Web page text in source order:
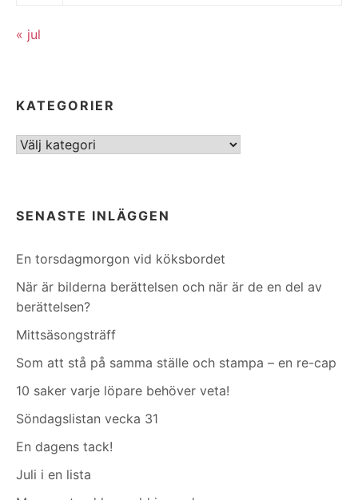
« jul
KATEGORIER
Kategorier
SENASTE INLÄGGEN
En torsdagmorgon vid köksbordet
När är bilderna berättelsen och när är de en del av
berättelsen?
Mittsäsongsträff
Som att stå på samma ställe och stampa – en re-cap
10 saker varje löpare behöver veta!
Söndagslistan vecka 31
En dagens tack!
Juli i en lista